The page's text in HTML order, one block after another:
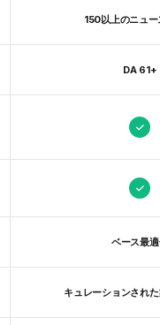
150以上のニュー
DA 61+
ベース最
キュレーションされ